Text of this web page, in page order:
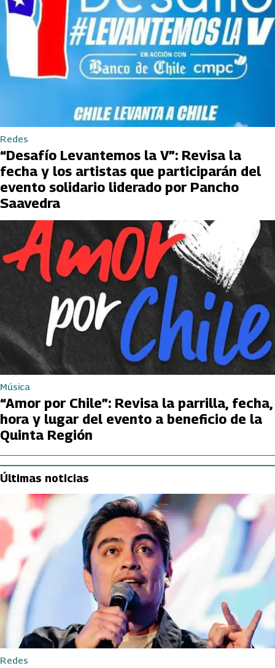
Redes
“Desafío Levantemos la V”: Revisa la
fecha y los artistas que participarán del
evento solidario liderado por Pancho
Saavedra
Música
“Amor por Chile”: Revisa la parrilla, fecha,
hora y lugar del evento a beneficio de la
Quinta Región
Últimas noticias
Redes